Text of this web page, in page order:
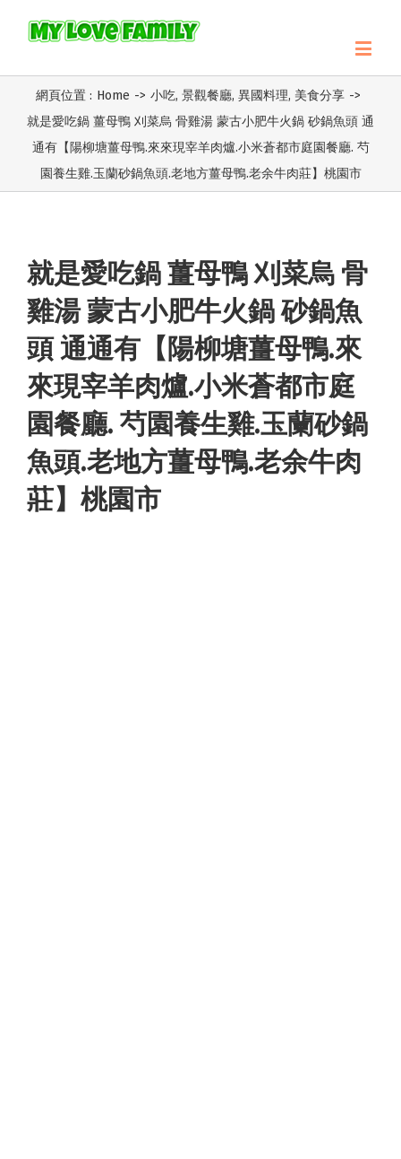
網頁位置 : Home -> 小吃, 景觀餐廳, 異國料理, 美食分享 ->
就是愛吃鍋 薑母鴨 刈菜烏 骨雞湯 蒙古小肥牛火鍋 砂鍋魚頭 通
通有【陽柳塘薑母鴨.來來現宰羊肉爐.小米蒼都市庭園餐廳. 芍
園養生雞.玉蘭砂鍋魚頭.老地方薑母鴨.老余牛肉莊】桃園市
就是愛吃鍋 薑母鴨 刈菜烏 骨
雞湯 蒙古小肥牛火鍋 砂鍋魚
頭 通通有【陽柳塘薑母鴨.來
來現宰羊肉爐.小米蒼都市庭
園餐廳. 芍園養生雞.玉蘭砂鍋
魚頭.老地方薑母鴨.老余牛肉
莊】桃園市